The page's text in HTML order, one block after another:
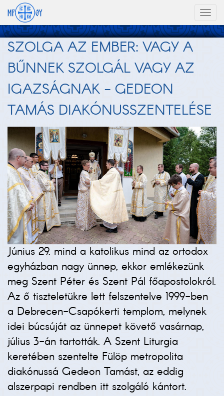
SZOLGA AZ EMBER: VAGY A
BŰNNEK SZOLGÁL VAGY AZ
IGAZSÁGNAK - GEDEON
TAMÁS DIAKÓNUSSZENTELÉSE
Június 29. mind a katolikus mind az ortodox
egyházban nagy ünnep, ekkor emlékezünk
meg Szent Péter és Szent Pál főapostolokról.
Az ő tiszteletükre lett felszentelve 1999-ben
a Debrecen-Csapókerti templom, melynek
idei búcsúját az ünnepet követő vasárnap,
július 3-án tartották. A Szent Liturgia
keretében szentelte Fülöp metropolita
diakónussá Gedeon Tamást, az eddig
alszerpapi rendben itt szolgáló kántort.